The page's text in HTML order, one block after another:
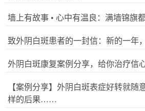
墙上有故事 • 心中有温良：满墙锦旗
致外阴白斑患者的一封信：新的一年
外阴白斑康复案例分享，给你治疗信心
【案例分享】外阴白斑表症好转就随
样的后果……